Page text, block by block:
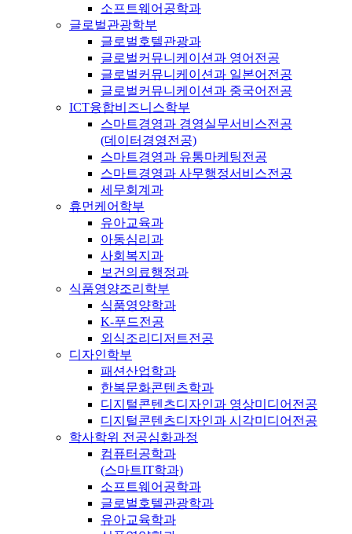
소프트웨어공학과
글로벌관광학부
글로벌호텔관광과
글로벌커뮤니케이션과 영어전공
글로벌커뮤니케이션과 일본어전공
글로벌커뮤니케이션과 중국어전공
ICT융합비즈니스학부
스마트경영과 경영실무서비스전공
(데이터경영전공)
스마트경영과 유통마케팅전공
스마트경영과 사무행정서비스전공
세무회계과
휴먼케어학부
유아교육과
아동심리과
사회복지과
보건의료행정과
식품영양조리학부
식품영양학과
K-푸드전공
외식조리디저트전공
디자인학부
패션산업학과
한복문화콘텐츠학과
디지털콘텐츠디자인과 영상미디어전공
디지털콘텐츠디자인과 시각미디어전공
학사학위 전공심화과정
컴퓨터공학과
(스마트IT학과)
소프트웨어공학과
글로벌호텔관광학과
유아교육학과